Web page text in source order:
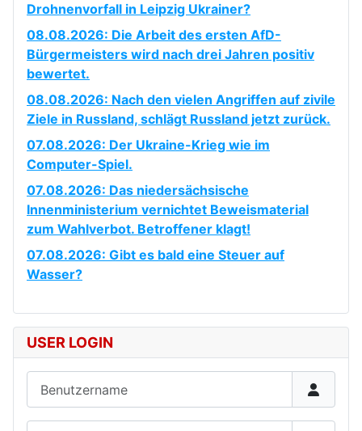
Drohnenvorfall in Leipzig Ukrainer?
08.08.2026: Die Arbeit des ersten AfD-
Bürgermeisters wird nach drei Jahren positiv
bewertet.
08.08.2026: Nach den vielen Angriffen auf zivile
Ziele in Russland, schlägt Russland jetzt zurück.
07.08.2026: Der Ukraine-Krieg wie im
Computer-Spiel.
07.08.2026: Das niedersächsische
Innenministerium vernichtet Beweismaterial
zum Wahlverbot. Betroffener klagt!
07.08.2026: Gibt es bald eine Steuer auf
Wasser?
USER LOGIN